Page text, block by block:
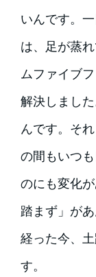
いんです。
は、足が蒸
ムファイブ
解決しまし
んです。そ
の間もいつ
のにも変化
踏まず」が
経った今、
す。